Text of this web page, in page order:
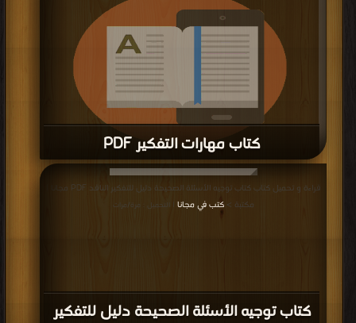
التحميل : مرة/مرات
كتاب مهارات التفكير PDF
قراءة و تحميل كتاب كتاب مهارات التفكير PDF مجانا | مكتبة >
كتب في Download
Free| التحميل : مرة/مرات
كتاب توجيه الأسئلة الصحيحة دليل للتفكير
قراءة و تحميل كتاب كتاب توجيه الأسئلة الصحيحة دليل للتفكير الناقد PDF مجانا |
مكتبة >كتب في مجانا | التحميل : مرة/مرات